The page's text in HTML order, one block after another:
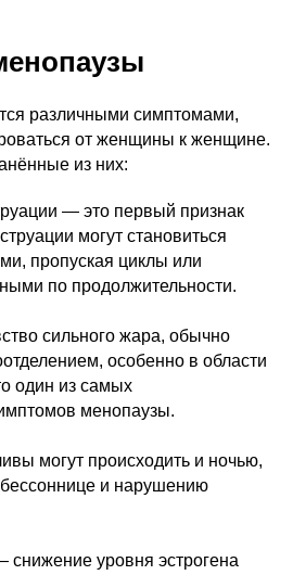
различными симптомами,
от женщины к женщине.
из них:
— это первый признак
могут становиться
пропуская циклы или
по продолжительности.
сильного жара, обычно
особенно в области
один из самых
менопаузы.
могут происходить и ночью,
бессоннице и нарушению
уровня эстрогена